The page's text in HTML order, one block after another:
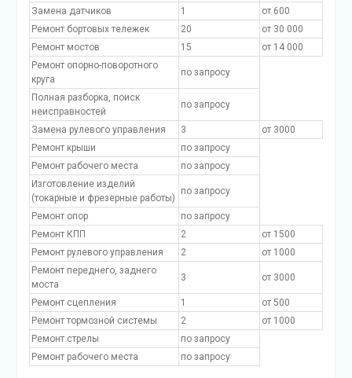
Замена датчиков
1
от 600
Ремонт бортовых тележек
20
от 30 000
Ремонт мостов
15
от 14 000
Ремонт опорно-поворотного
круга
по запросу
Полная разборка, поиск
неисправностей
по запросу
Замена рулевого управления 3
от 3000
Ремонт крыши
по запросу
Ремонт рабочего места
по запросу
Изготовление изделий
(токарные и фрезерные работы)
по запросу
Ремонт опор
по запросу
Ремонт КПП
2
от 1500
Ремонт рулевого управления
2
от 1000
Ремонт переднего, заднего
моста
3 от 3000
Ремонт сцепления 1
от 500
Ремонт тормозной системы
2
от 1000
Ремонт стрелы
по запросу
Ремонт рабочего места
по запросу